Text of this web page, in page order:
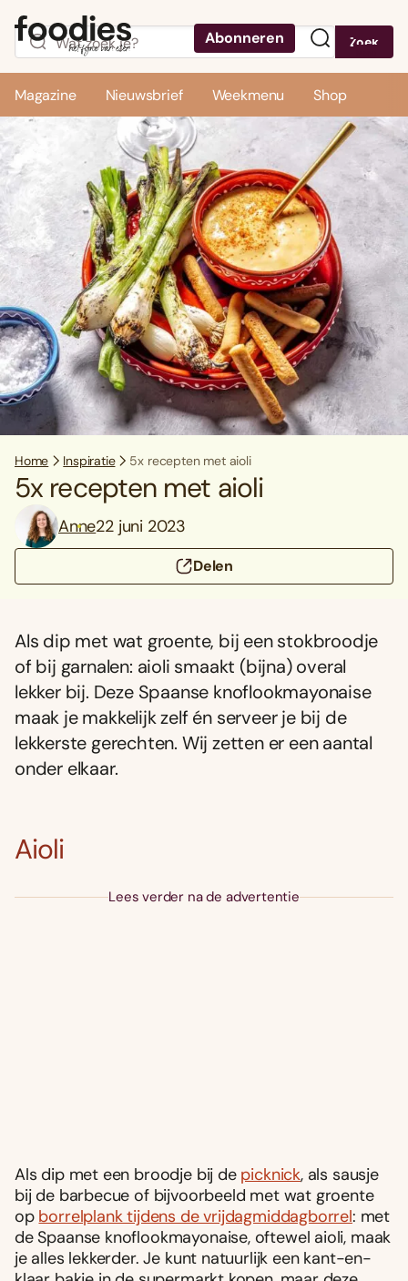
Abonneren Zoek
Magazine Nieuwsbrief Weekmenu Shop
Home Inspiratie 5x recepten met aioli
5x recepten met aioli
Anne22 juni 2023
Delen
Als dip met wat groente, bij een stokbroodje
of bij garnalen: aioli smaakt (bijna) overal
lekker bij. Deze Spaanse knoflookmayonaise
maak je makkelijk zelf én serveer je bij de
lekkerste gerechten. Wij zetten er een aantal
onder elkaar.
Aioli
Lees verder na de advertentie
Als dip met een broodje bij de picknick, als sausje
bij de barbecue of bijvoorbeeld met wat groente
op borrelplank tijdens de vrijdagmiddagborrel: met
de Spaanse knoflookmayonaise, oftewel aioli, maak
je alles lekkerder. Je kunt natuurlijk een kant-en-